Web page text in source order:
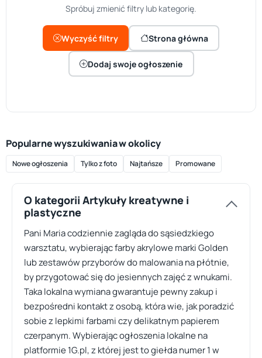
Spróbuj zmienić filtry lub kategorię.
Wyczyść filtry Strona główna
Dodaj swoje ogłoszenie
Popularne wyszukiwania w okolicy
Nowe ogłoszenia Tylko z foto Najtańsze Promowane
O kategorii Artykuły kreatywne i
plastyczne
Pani Maria codziennie zagląda do sąsiedzkiego
warsztatu, wybierając farby akrylowe marki Golden
lub zestawów przyborów do malowania na płótnie,
by przygotować się do jesiennych zajęć z wnukami.
Taka lokalna wymiana gwarantuje pewny zakup i
bezpośredni kontakt z osobą, która wie, jak poradzić
sobie z lepkimi farbami czy delikatnym papierem
czerpanym. Wybierając ogłoszenia lokalne na
platformie 1G.pl, z której jest to giełda numer 1 w